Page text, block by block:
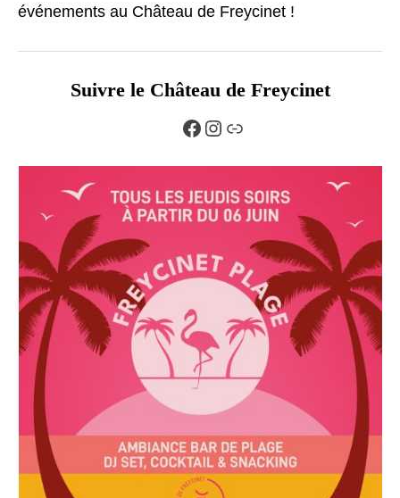
événements au Château de Freycinet !
Suivre le Château de Freycinet